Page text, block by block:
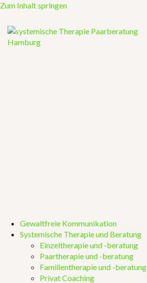
Zum Inhalt springen
Gewaltfreie Kommunikation
Systemische Therapie und Beratung
Einzeltherapie und -beratung
Paartherapie und -beratung
Familientherapie und -beratung
Privat Coaching